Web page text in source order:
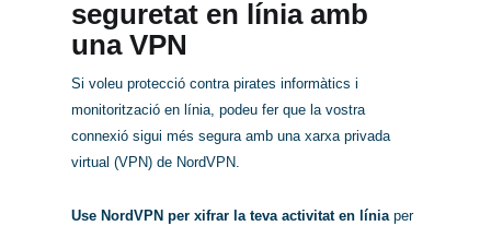
seguretat en línia amb
una VPN
Si voleu protecció contra pirates informàtics i
monitorització en línia, podeu fer que la vostra
connexió sigui més segura amb una xarxa privada
virtual (VPN) de NordVPN.
Use NordVPN per xifrar la teva activitat en líniaper